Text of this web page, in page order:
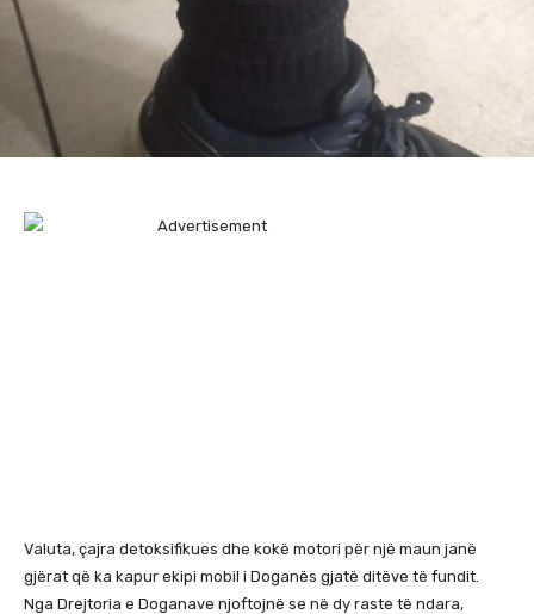
Valuta, çajra detoksifikues dhe kokë motori për një maun janë
gjërat që ka kapur ekipi mobil i Doganës gjatë ditëve të fundit.
Nga Drejtoria e Doganave njoftojnë se në dy raste të ndara,